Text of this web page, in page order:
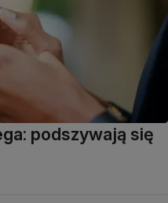
podszywają się